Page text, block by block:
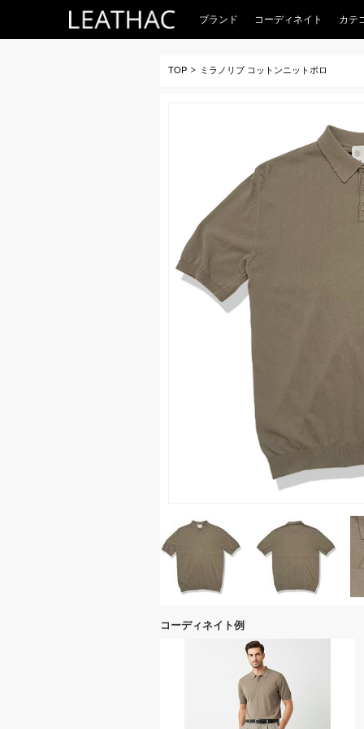
ブランド コーディネイト カテ
TOP ミラノリブ コットンニットポロ
コーディネイト例